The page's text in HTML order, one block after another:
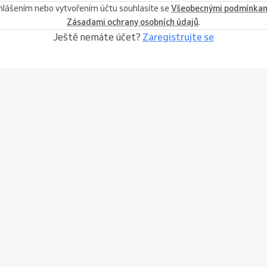
nebo vytvořením účtu souhlasíte se Všeobecnými
Zásadami ochrany osobních údajů.
Ještě nemáte účet? Zaregistrujte se